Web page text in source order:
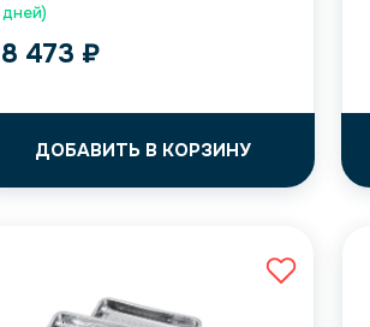
дней)
8 473 ₽
ДОБАВИТЬ В КОРЗИНУ